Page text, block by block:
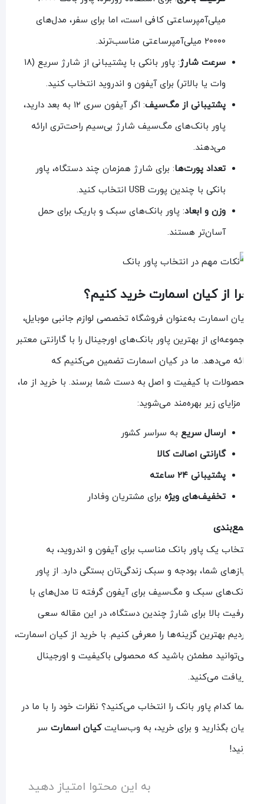
میلی‌آمپرساعتی کافی است، اما برای سفر، مدل‌های
سرعت شارژ
: پاور بانکی با پشتیبانی از شارژ سریع (۱۸
وات یا بالاتر) برای آیفون و اندروید انتخاب کنید.
پشتیبانی از مگ‌سیف
: اگر آیفون سری ۱۲ به بعد دارید،
پاور بانک‌های مگ‌سیف شارژ بی‌سیم راحت‌تری ارائه
می‌دهند.
تعداد پورت‌ها: برای شارژ همزمان چند دستگاه، پاور
بانکی با چندین پورت USB انتخاب کنید.
وزن و ابعاد: پاور بانک‌های سبک و باریک برای حمل
آسان‌تر هستند.
از کیان اسمارت خرید کنیم؟
اسمارت به‌عنوان فروشگاه تخصصی لوازم جانبی موبایل،
از بهترین پاور بانک‌های اورجینال را با گارانتی معتبر
می‌دهد. ما در کیان اسمارت تضمین می‌کنیم که
با کیفیت و اصل به دست شما برسند. با خرید از ما،
مزایای زیر بهره‌مند می‌شوید:
ارسال سریع به سراسر کشور
گارانتی اصالت کالا
پشتیبانی ۲۴ ساعته
تخفیف‌های ویژهبرای مشتریان وفادار
یک پاور بانک مناسب برای آیفون و اندروید، به
شما، بودجه و سبک زندگی‌تان بستگی دارد. از پاور
سبک و مگ‌سیف برای آیفون گرفته تا مدل‌های با
بالا برای شارژ چندین دستگاه، در این مقاله سعی
بهترین گزینه‌ها را معرفی کنیم. با خرید از کیان اسمارت،
مطمئن باشید که محصولی باکیفیت و اورجینال
می‌کنید.
کدام پاور بانک را انتخاب می‌کنید؟ نظرات خود را با ما در
بگذارید و برای خرید، به وب‌سایتکیان اسمارتسر
به این محتوا امتیاز دهید